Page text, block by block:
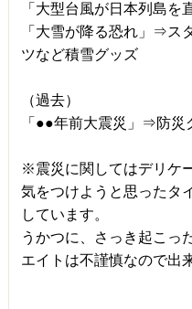
「大型台風が日本列島
「大雪が降る恐れ」⇒ス
ツなど積雪グッズ
（過去）
「●●年前大震災」⇒防災
※震災に関してはデリケ
気をつけようと思ったタ
しています。
うかつに、さっき起こっ
エイトは不謹慎なので出